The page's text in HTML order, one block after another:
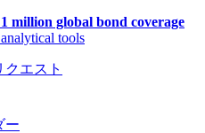
1 million global bond coverage
tools
クエスト
ー